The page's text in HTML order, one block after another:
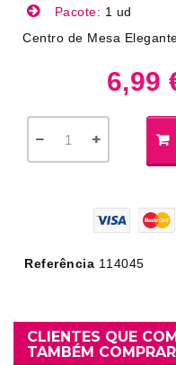
Pacote: 1 ud
Centro de Mesa
6,99
Referência 114045
CLIENTES QUE
TAMBÉM